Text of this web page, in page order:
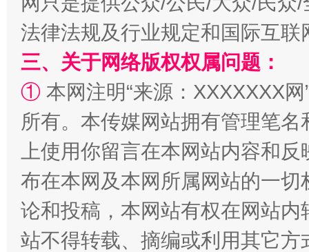
国家大学科技园优化重塑工作
法律法规及行业规定和国际互
三、关于网络版权权属问题：
① 本网注明“来源：XXXXXXX
所有。本传媒网站拥有管理笔
上使用你留言在本网站内容和
布在本网及本网所属网站的一
论和投稿，本网站有权在网站
站不得转载、摘编或利用其它